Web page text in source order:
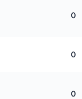
0
0
0